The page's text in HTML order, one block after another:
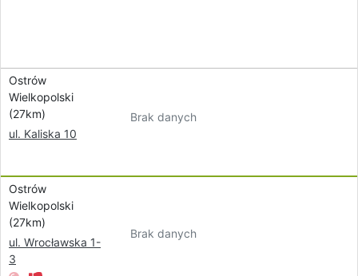
Ostrów
Wielkopolski
(27km)
ul. Kaliska 10
Brak danych
Ostrów
Wielkopolski
(27km)
ul. Wrocławska 1-
3
Brak danych